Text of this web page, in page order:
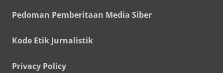
Pedoman Pemberitaan Media Siber
Kode Etik Jurnalistik
Privacy Policy